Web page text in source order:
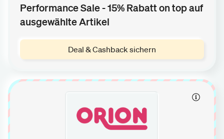
Performance Sale - 15% Rabatt on top auf
ausgewählte Artikel
Deal & Cashback sichern